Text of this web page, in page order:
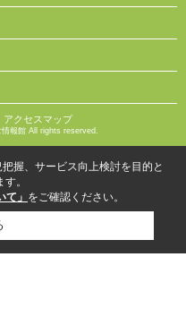
アクセスマップ
報館 All rights reserved.
握、サービス向上検討を目的と
。
て」 をご確認ください。